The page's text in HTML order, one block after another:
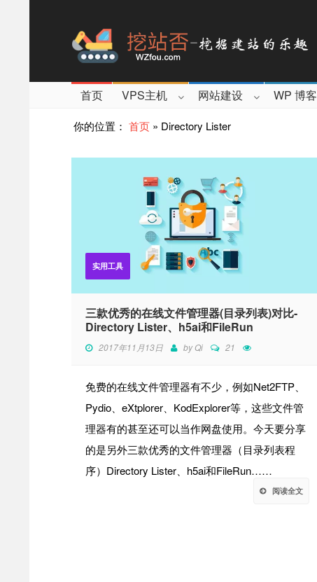
首页 VPS主机 网站建设 WP 博客
你的位置： 首页 » Directory Lister
实用工具
三款优秀的在线文件管理器(目录列表)对比-
Directory Lister、h5ai和FileRun
2017年11月13日 byQi 21
免费的在线文件管理器有不少，例如Net2FTP、
Pydio、eXtplorer、KodExplorer等，这些文件管
理器有的甚至还可以当作网盘使用。今天要分享
的是另外三款优秀的文件管理器（目录列表程
序）Directory Lister、h5ai和FileRun……
阅读全文